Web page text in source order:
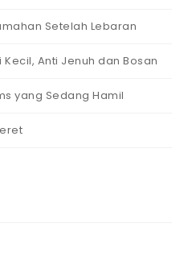
Setelah Lebaran
Anti Jenuh dan Bosan
yang Sedang Hamil